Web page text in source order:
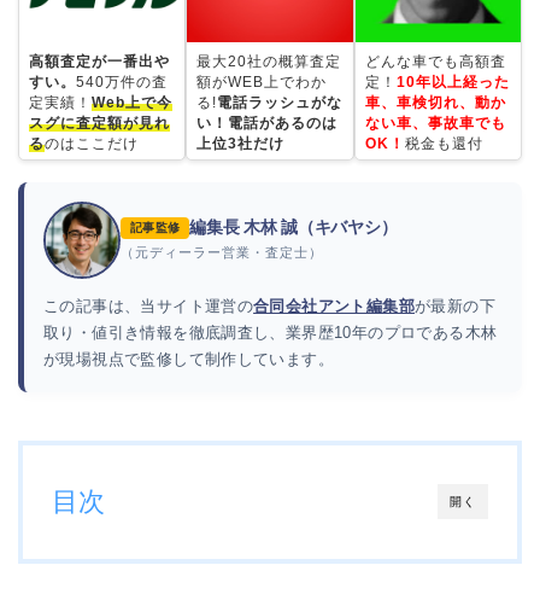
高額査定が一番出や
すい。 540万件の査
定実績！ Web上で今
スグに査定額が見れ
るのはここだけ
最大20社の概算査定
額がWEB上でわか
る!電話ラッシュがな
い！電話があるのは
上位3社だけ
どんな車でも高額査
定！ 10年以上経った
車、車検切れ、動か
ない車、事故車でも
OK！ 税金も還付
記事監修 編集長 木林 誠（キバヤシ）
（元ディーラー営業・査定士）
この記事は、当サイト運営の合同会社アント編集部が最新の下
取り・値引き情報を徹底調査し、業界歴10年のプロである木林
が現場視点で監修して制作しています。
開く
目次